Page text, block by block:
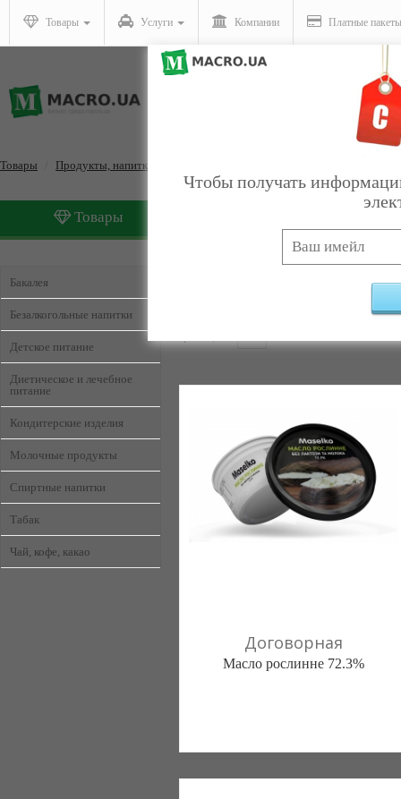
Товары Услуги Компании Платные пакеты
Товары Продукты, напитки, табак
Товары
Бакалея
Безалкогольные напитки
Детское питание
Диетическое и лечебное
питание
Кондитерские изделия
Молочные продукты
Спиртные напитки
Табак
Чай, кофе, какао
Продукты, напитки,
Договорная
Масло рослинне 72.3%
067 3340211
050 4381044
Чтобы получать